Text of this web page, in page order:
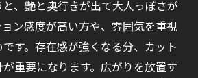
、艶と奥行きが出て大人っぽさが
ン感度が高い方や、雰囲気を重視
す。存在感が強くなる分、カット
重要になります。広がりを放置す